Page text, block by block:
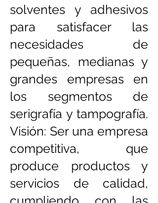
solventes y adhesivos
para satisfacer las
necesidades de
pequeñas, medianas y
grandes empresas en
los segmentos de
serigrafía y tampografía.
Visión: Ser una empresa
competitiva, que
produce productos y
servicios de calidad,